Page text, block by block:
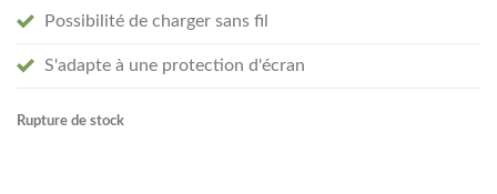
Possibilité de charger sans fil
S'adapte à une protection d'écran
Rupture de stock